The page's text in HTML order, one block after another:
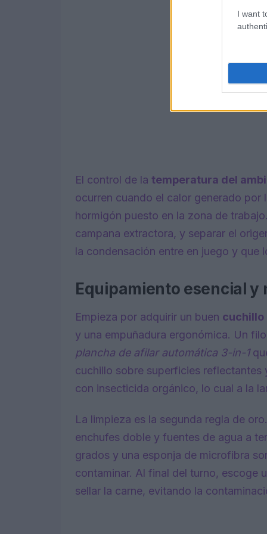
I want
El control de la temperatura del
ocurren cuando el calor generado
hormigón puesto en la zona de
campana extractora, y separar el
la condensación entre en juego y que
Equipamiento esencial y
Empieza por adquirir un buen cuchillo
y una empuñadura ergonómica. Un
plancha de afilar automática 3-in-1
cuchillo sobre superficies reflectantes
con insecticida orgánico, lo cual a la
La limpieza es la segunda regla de
enchufes doble y fuentes de agua a
grados y una esponja de microfibra
contaminar. Al final del turno, escoge
sellar la carne, evitando la